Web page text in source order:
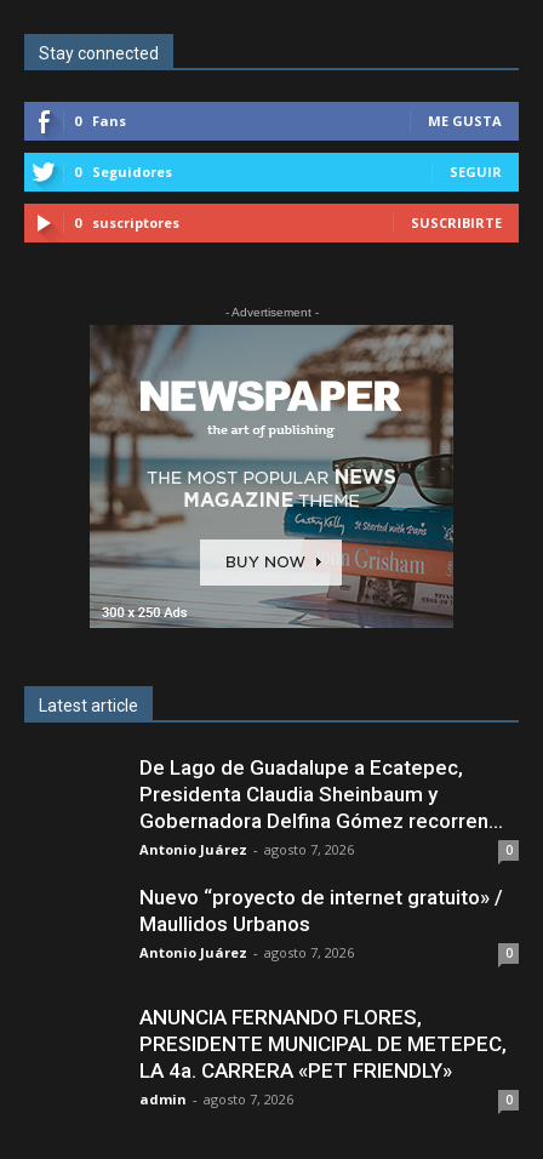
Stay connected
0 Fans ME GUSTA
0 Seguidores SEGUIR
0 suscriptores SUSCRIBIRTE
- Advertisement -
Latest article
De Lago de Guadalupe a Ecatepec,
Presidenta Claudia Sheinbaum y
Gobernadora Delfina Gómez recorren...
Antonio Juárez - agosto 7, 2026 0
Nuevo “proyecto de internet gratuito» /
Maullidos Urbanos
Antonio Juárez - agosto 7, 2026 0
ANUNCIA FERNANDO FLORES,
PRESIDENTE MUNICIPAL DE METEPEC,
LA 4a. CARRERA «PET FRIENDLY»
admin - agosto 7, 2026 0